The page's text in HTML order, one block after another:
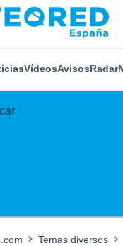
VídeosAvisosRadar
Temas diversos